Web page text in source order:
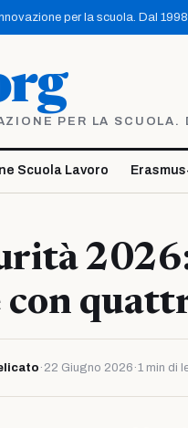
per la scuola. Dal
PER LA
Scuola Lavoro
con
· 22 Giugno 2026 ·1 min di